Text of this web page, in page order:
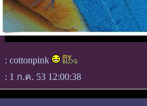
: cottonpink
: 1 ก.ค. 53 12:00:38